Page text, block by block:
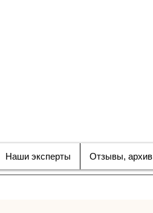
Наши эксперты Отзывы, архив